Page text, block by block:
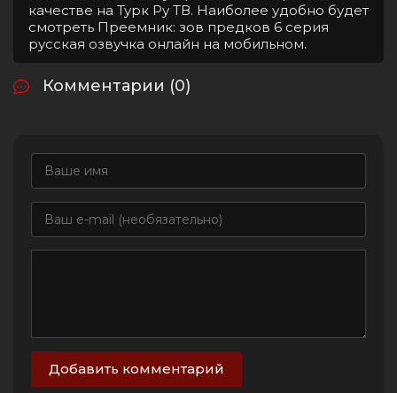
качестве на Турк Ру ТВ. Наиболее удобно будет
смотреть Преемник: зов предков 6 серия
русская озвучка онлайн на мобильном.
Комментарии (0)
Добавить комментарий